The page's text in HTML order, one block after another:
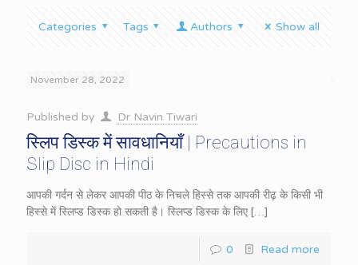
Categories Tags Authors Show all
November 28, 2022
Published by Dr Navin Tiwari
स्लिप डिस्क में सावधानियाँ | Precautions in
Slip Disc in Hindi
आपकी गर्दन से लेकर आपकी पीठ के निचले हिस्से तक आपकी रीढ़ के किसी भी
हिस्से में स्लिप्ड डिस्क हो सकती है। स्लिप्ड डिस्क के लिए […]
0 Read more